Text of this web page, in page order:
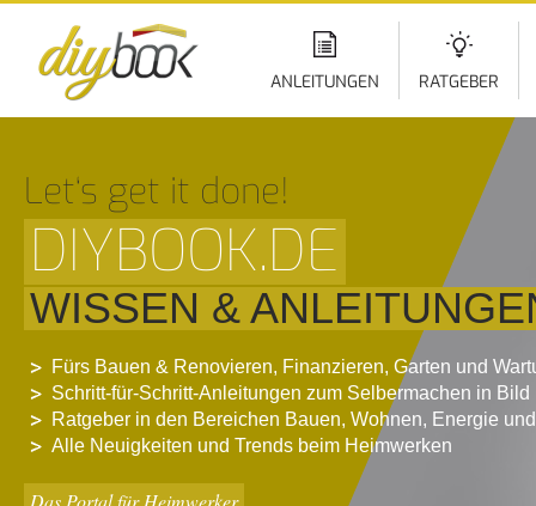
ANLEITUNGEN RATGEBER
Let‘s get it done!
DIYBOOK.DE
WISSEN &
Fürs Bauen & Renovieren, Finanzieren, Garten und
Schritt-für-Schritt-Anleitungen zum Selbermachen in Bild
Ratgeber in den Bereichen Bauen, Wohnen, Energie
Alle Neuigkeiten und Trends beim Heimwerken
Das Portal für Heimwerker